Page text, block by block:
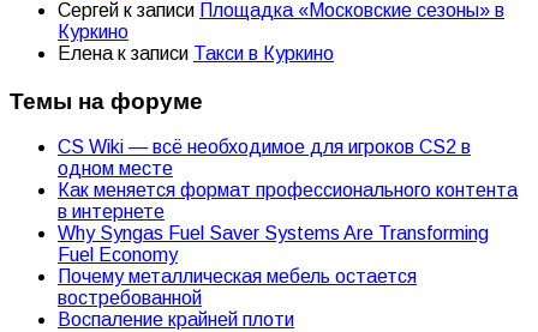
Сергей к записи Площадка «Московские сезоны» в
Куркино
Елена к записи Такси в Куркино
Темы на форуме
CS Wiki — всё необходимое для игроков CS2 в
одном месте
Как меняется формат профессионального контента
в интернете
Why Syngas Fuel Saver Systems Are Transforming
Fuel Economy
Почему металлическая мебель остается
востребованной
Воспаление крайней плоти